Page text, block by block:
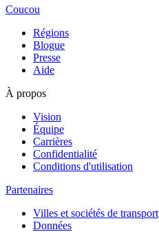
Coucou
Régions
Blogue
Presse
Aide
À propos
Vision
Équipe
Carrières
Confidentialité
Conditions d'utilisation
Partenaires
Villes et sociétés de transport
Données